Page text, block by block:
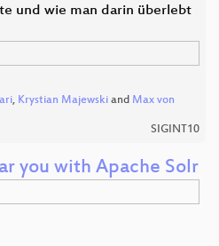
und wie man darin überlebt
, Krystian Majewski and Max von
SIGINT10
you with Apache Solr